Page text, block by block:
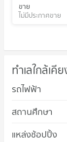
ขาย
ไม่มีประกาศขาย
ทำเลใกล้เคีย
รถไฟฟ้า
สถานศึกษา
คอนโด รร.อัสสัมชั
แหล่งช้อปปิ้ง